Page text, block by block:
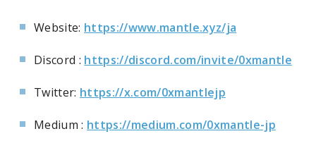
Website: https://www.mantle.xyz/ja
Discord : https://discord.com/invite/0xmantle
Twitter: https://x.com/0xmantlejp
Medium : https://medium.com/0xmantle-jp